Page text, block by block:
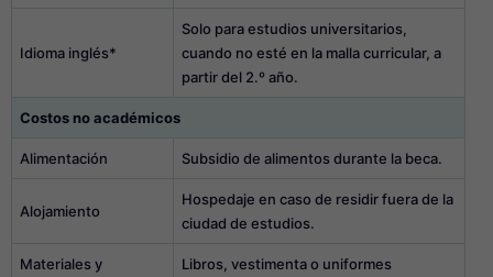
Idioma inglés*
Solo para estudios universitarios,
cuando no esté en la malla curricular, a
partir del 2.º año.
Costos no académicos
Alimentación Subsidio de alimentos durante la beca.
Alojamiento
Hospedaje en caso de residir fuera de la
ciudad de estudios.
Materiales y
Libros, vestimenta o uniformes